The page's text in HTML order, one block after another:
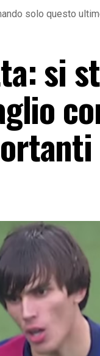
solo questo
si